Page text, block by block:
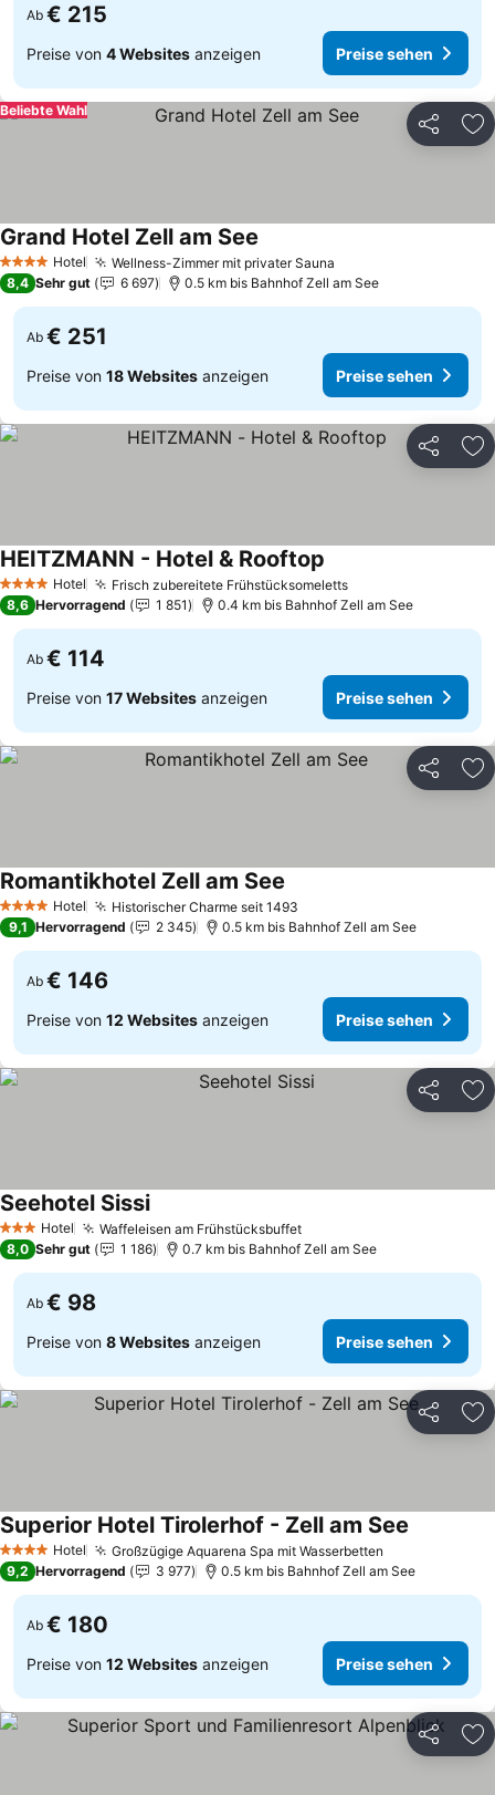
Ab € 215
Preise von 4 Websites anzeigen Preise sehen
Teilen
Beliebte Wahl
4 Sterne Hotel Wellness-Zimmer mit privater Sauna
Grand Hotel Zell am See
8,4 Sehr gut 6 697 0.5 km bis Bahnhof Zell am See
Ab € 251
Preise von 18 Websites anzeigen Preise sehen
Teilen
4 Sterne Hotel Frisch zubereitete Frühstücksomeletts
HEITZMANN - Hotel & Rooftop
8,6 Hervorragend 1 851 0.4 km bis Bahnhof Zell am See
Ab € 114
Preise von 17 Websites anzeigen Preise sehen
Teilen
4 Sterne Hotel Historischer Charme seit 1493
Romantikhotel Zell am See
9,1 Hervorragend 2 345 0.5 km bis Bahnhof Zell am See
Ab € 146
Preise von 12 Websites anzeigen Preise sehen
Teilen
3 SterneHotel Waffeleisen am Frühstücksbuffet
Seehotel Sissi
8,0 Sehr gut 1 186 0.7 km bis Bahnhof Zell am See
Ab € 98
Preise von 8 Websites anzeigen Preise sehen
Teilen
4 Sterne Hotel Großzügige Aquarena Spa mit Wasserbetten
Superior Hotel Tirolerhof - Zell am See
9,2 Hervorragend 3 977 0.5 km bis Bahnhof Zell am See
Ab € 180
Preise von 12 Websites anzeigen Preise sehen
Teilen